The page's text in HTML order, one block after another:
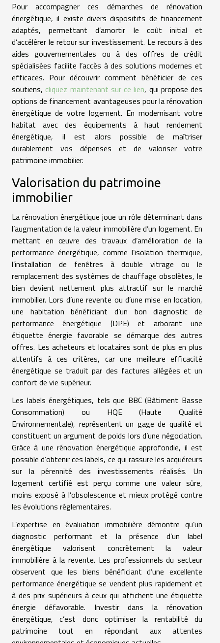
Pour accompagner ces démarches de rénovation
énergétique, il existe divers dispositifs de financement
adaptés, permettant d’amortir le coût initial et
d’accélérer le retour sur investissement. Le recours à des
aides gouvernementales ou à des offres de crédit
spécialisées facilite l’accès à des solutions modernes et
efficaces. Pour découvrir comment bénéficier de ces
soutiens, cliquez maintenant sur ce lien, qui propose des
options de financement avantageuses pour la rénovation
énergétique de votre logement. En modernisant votre
habitat avec des équipements à haut rendement
énergétique, il est alors possible de maîtriser
durablement vos dépenses et de valoriser votre
patrimoine immobilier.
Valorisation du patrimoine
immobilier
La rénovation énergétique joue un rôle déterminant dans
l’augmentation de la valeur immobilière d’un logement. En
mettant en œuvre des travaux d’amélioration de la
performance énergétique, comme l’isolation thermique,
l’installation de fenêtres à double vitrage ou le
remplacement des systèmes de chauffage obsolètes, le
bien devient nettement plus attractif sur le marché
immobilier. Lors d’une revente ou d’une mise en location,
une habitation bénéficiant d’un bon diagnostic de
performance énergétique (DPE) et arborant une
étiquette énergie favorable se démarque des autres
offres. Les acheteurs et locataires sont de plus en plus
attentifs à ces critères, car une meilleure efficacité
énergétique se traduit par des factures allégées et un
confort de vie supérieur.
Les labels énergétiques, tels que BBC (Bâtiment Basse
Consommation) ou HQE (Haute Qualité
Environnementale), représentent un gage de qualité et
constituent un argument de poids lors d’une négociation.
Grâce à une rénovation énergétique approfondie, il est
possible d’obtenir ces labels, ce qui rassure les acquéreurs
sur la pérennité des investissements réalisés. Un
logement certifié est perçu comme une valeur sûre,
moins exposé à l’obsolescence et mieux protégé contre
les évolutions réglementaires.
L’expertise en évaluation immobilière démontre qu’un
diagnostic performant et la présence d’un label
énergétique valorisent concrètement la valeur
immobilière à la revente. Les professionnels du secteur
observent que les biens bénéficiant d’une excellente
performance énergétique se vendent plus rapidement et
à des prix supérieurs à ceux qui affichent une étiquette
énergie défavorable. Investir dans la rénovation
énergétique, c’est donc optimiser la rentabilité du
patrimoine tout en répondant aux attentes